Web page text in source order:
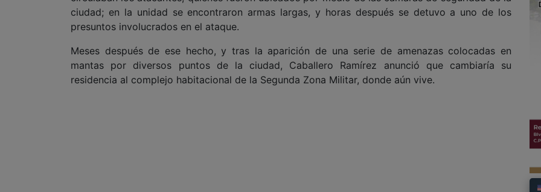
ciudad; en la unidad se encontraron armas largas, y horas después se detuvo a uno de los
presuntos involucrados en el ataque.
Meses después de ese hecho, y tras la aparición de una serie de amenazas colocadas en
mantas por diversos puntos de la ciudad, Caballero Ramírez anunció que cambiaría su
residencia al complejo habitacional de la Segunda Zona Militar, donde aún vive.